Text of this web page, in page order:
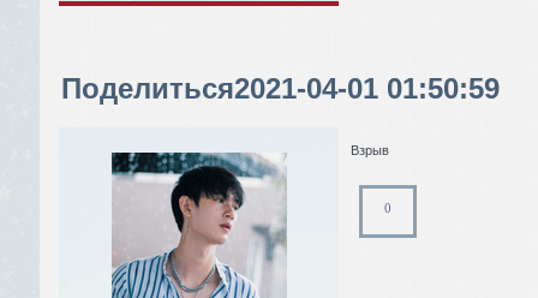
Поделиться2021-04-01 01:50:59
Взрыв
0